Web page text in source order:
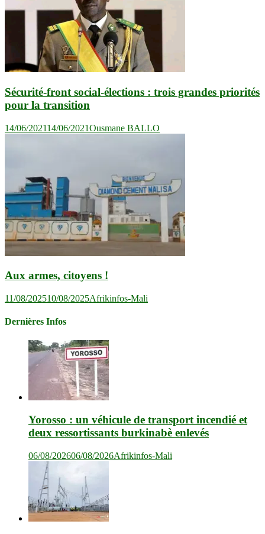
Sécurité-front social-élections : trois grandes priorités
pour la transition
14/06/202114/06/2021Ousmane BALLO
Aux armes, citoyens !
11/08/202510/08/2025Afrikinfos-Mali
Dernières Infos
Yorosso : un véhicule de transport incendié et
deux ressortissants burkinabè enlevés
06/08/202606/08/2026Afrikinfos-Mali